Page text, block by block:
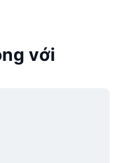
với